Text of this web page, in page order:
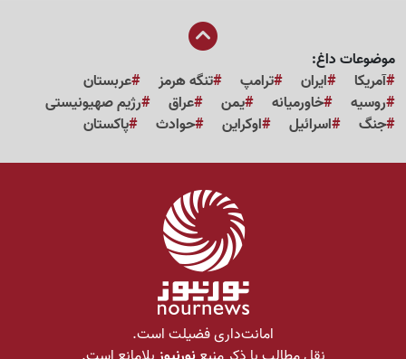
موضوعات داغ:
آمریکا
ایران ترامپ تنگه هرمز
عربستان
روسیه
خاورمیانه یمن عراق
رژیم صهیونیستی
جنگ
اسرائیل اوکراین حوادث پاکستان
امانت‌داری فضیلت است.